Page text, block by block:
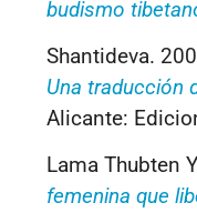
budismo
Shantideva.
Una traducción
Alicante:
Lama Thubten
femenina que